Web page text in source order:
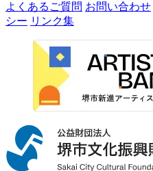
よくあるご質問 お問い合わせ
シー リンク集